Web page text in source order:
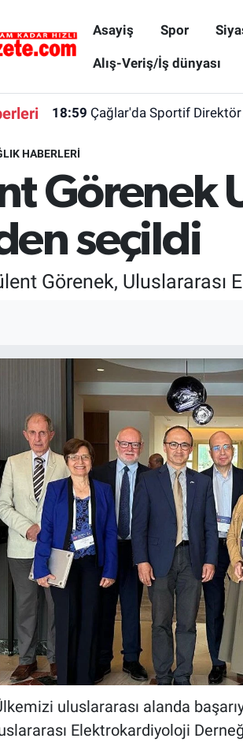
Asayiş Spor
Alış-Veriş/İş dünyası
18:59 Çağlar'da Sportif Direktör
HABERLERI
Görenek
seçildi
Görenek,
uluslararası alanda
Elektrokardiyoloji
ve Fikstür